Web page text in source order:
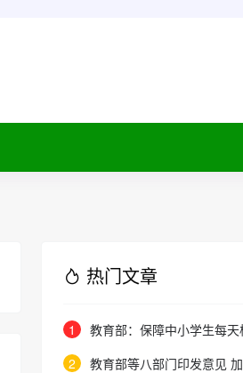
热门文章
1
教育部：保障中小学生每天
内、校外各1个小时体育活动时间
2
教育部等八部门印发意见 加